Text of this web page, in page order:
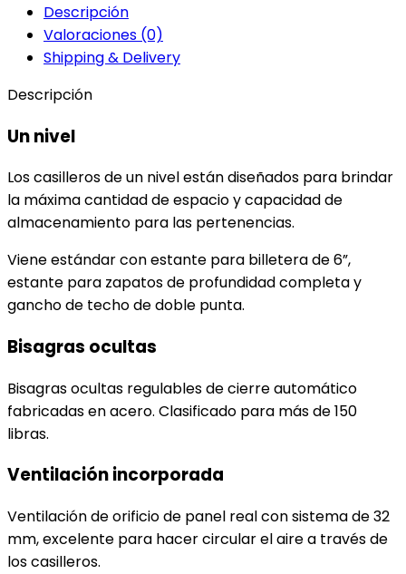
Descripción
Valoraciones (0)
Shipping & Delivery
Descripción
Un nivel
Los casilleros de un nivel están diseñados para brindar
la máxima cantidad de espacio y capacidad de
almacenamiento para las pertenencias.
Viene estándar con estante para billetera de 6”,
estante para zapatos de profundidad completa y
gancho de techo de doble punta.
Bisagras ocultas
Bisagras ocultas regulables de cierre automático
fabricadas en acero. Clasificado para más de 150
libras.
Ventilación incorporada
Ventilación de orificio de panel real con sistema de 32
mm, excelente para hacer circular el aire a través de
los casilleros.